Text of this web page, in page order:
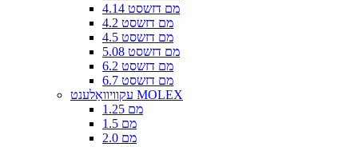
4.14 מם דזשסט
4.2 מם דזשסט
4.5 מם דזשסט
5.08 מם דזשסט
6.2 מם דזשסט
6.7 מם דזשסט
עקוויוואַלענט MOLEX
1.25 מם
1.5 מם
2.0 מם